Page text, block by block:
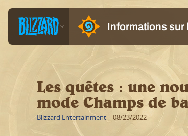
Les quêtes : une
mode Champs de
Blizzard Entertainment 08/23/2022